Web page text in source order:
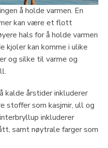
å holde varmen. En
kan være et flott
hals for å holde varmen
kjoler kan komme i ulike
og silke til varme og
kalde årstider inkluderer
stoffer som kasjmir, ull og
inkluderer
samt nøytrale farger som